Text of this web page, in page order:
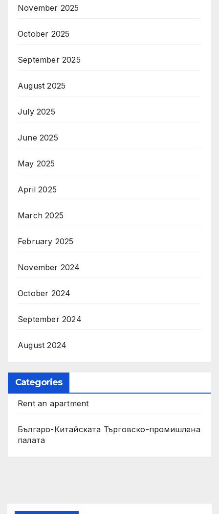
November 2025
October 2025
September 2025
August 2025
July 2025
June 2025
May 2025
April 2025
March 2025
February 2025
November 2024
October 2024
September 2024
August 2024
Categories
Rent an apartment
Българо-Китайската Търговско-промишлена
палата